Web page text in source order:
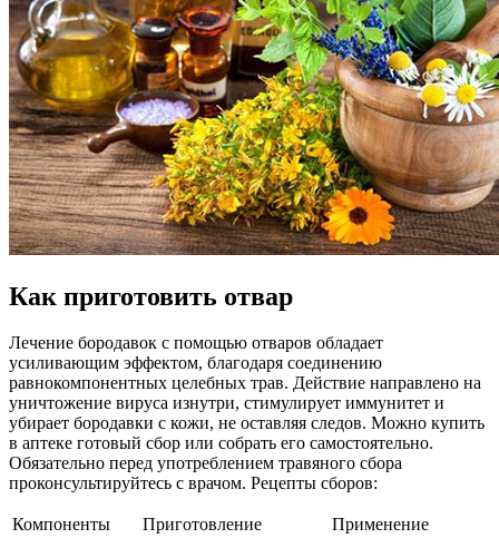
Как приготовить отвар
Лечение бородавок с помощью отваров обладает
усиливающим эффектом, благодаря соединению
равнокомпонентных целебных трав. Действие направлено на
уничтожение вируса изнутри, стимулирует иммунитет и
убирает бородавки с кожи, не оставляя следов. Можно купить
в аптеке готовый сбор или собрать его самостоятельно.
Обязательно перед употреблением травяного сбора
проконсультируйтесь с врачом. Рецепты сборов:
Компоненты Приготовление Применение